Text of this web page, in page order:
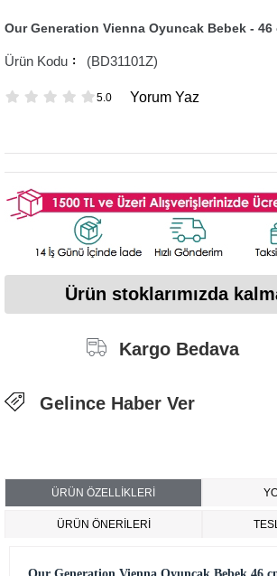
Our Generation Vienna Oyuncak Bebek - 46
(BD31101Z)
5.0 Yorum Yaz
Ürün stoklarımızda
Kargo Bedava
Gelince Haber Ver
ÜRÜN ÖZELLIKLERI
ÜRÜN ÖNERILERI